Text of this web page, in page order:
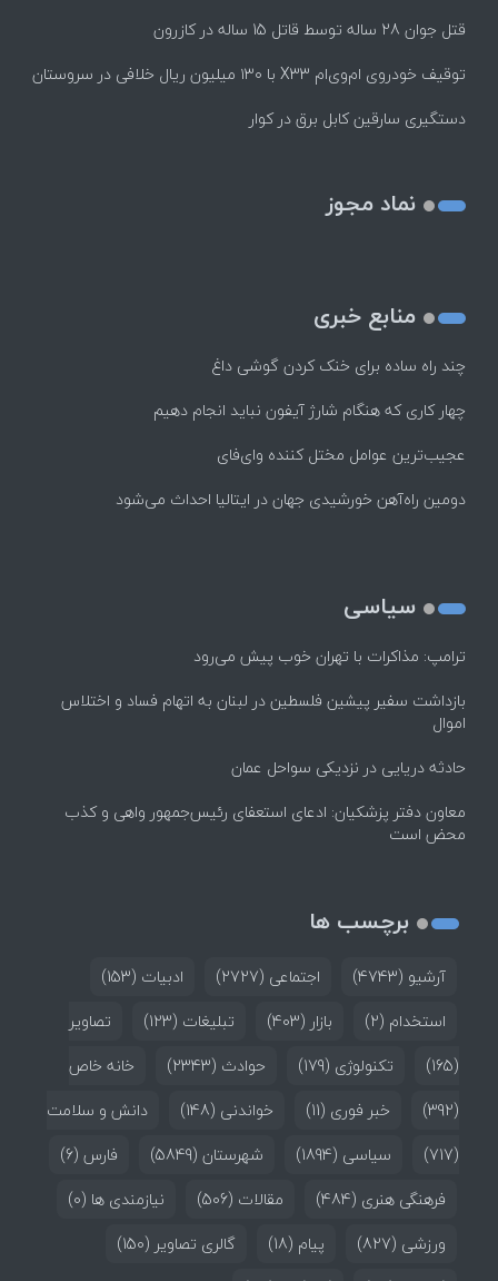
قتل جوان 28 ساله توسط قاتل 15 ساله در کازرون
توقیف خودروی ام‌وی‌ام X33 با ۱۳۰ میلیون ریال خلافی در سروستان
دستگیری سارقین کابل برق در کوار
نماد مجوز
منابع خبری
چند راه‌ ساده برای خنک کردن گوشی داغ
چهار کاری که هنگام شارژ آیفون نباید انجام دهیم
عجیب‌ترین عوامل مختل کننده وای‌فای
دومین راه‌آهن خورشیدی جهان در ایتالیا احداث می‌شود
سیاسی
ترامپ: مذاکرات با تهران خوب پیش می‌رود
بازداشت سفیر پیشین فلسطین در لبنان به اتهام فساد و اختلاس
اموال
حادثه دریایی در نزدیکی سواحل عمان
معاون دفتر پزشکیان: ادعای استعفای رئیس‌جمهور واهی و کذب
محض است
برچسب ها
آرشیو (4743) اجتماعی (2727) ادبیات (153)
استخدام (2) بازار (403) تبلیغات (123)
تصاویر
(165)
تکنولوژی (179) حوادث (2343)
خانه خاص
(392)
خبر فوری (11) خواندنی (148)
دانش و سلامت
(717)
سیاسی (1894) شهرستان (5849) فارس (6)
فرهنگی هنری (484) مقالات (506) نیازمندی ها (0)
ورزشی (827) پیام (18) گالری تصاویر (150)